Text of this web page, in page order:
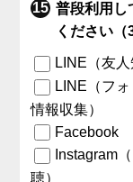
普段利用し
ください（
LINE（友
LINE（フ
情報収集）
Facebook
Instagram
聴）